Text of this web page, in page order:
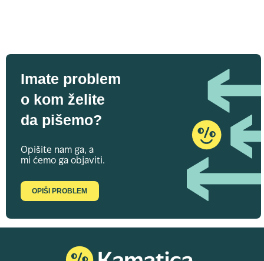
Imate problem
o kom želite
da pišemo?
Opišite nam ga, a
mi ćemo ga objaviti.
OPIŠI PROBLEM